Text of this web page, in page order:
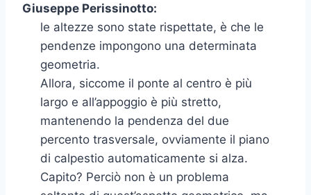
Giuseppe Perissinotto:
le altezze sono state rispettate, è che le
pendenze impongono una determinata
geometria.
Allora, siccome il ponte al centro è più
largo e all’appoggio è più stretto,
mantenendo la pendenza del due
percento trasversale, ovviamente il piano
di calpestio automaticamente si alza.
Capito? Perciò non è un problema